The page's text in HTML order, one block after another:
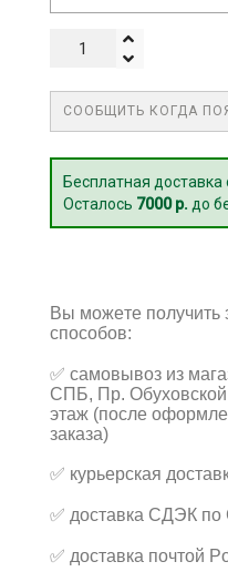
СООБЩИТЬ КОГДА
Бесплатная доставка
Осталось 7000 р. до
Вы можете получить
способов:
✅ самовывоз из
СПБ, Пр.
этаж (после
заказа)
✅ курьерская
✅ доставка СДЭК
✅ доставка почтой